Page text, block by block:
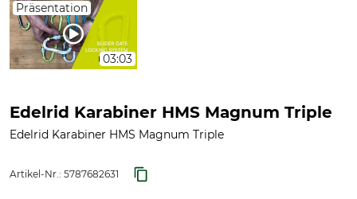
Präsentation
03:03
Edelrid Karabiner HMS Magnum Triple
Edelrid Karabiner HMS Magnum Triple
Artikel-Nr.: 5787682631